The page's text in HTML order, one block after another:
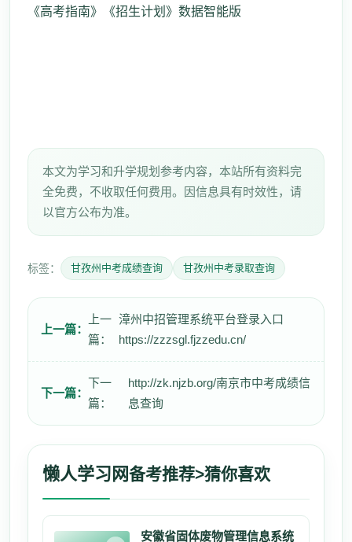
《高考指南》《招生计划》数据智能版
本文为学习和升学规划参考内容，本站所有资料完
全免费，不收取任何费用。因信息具有时效性，请
以官方公布为准。
标签： 甘孜州中考成绩查询 甘孜州中考录取查询
上一篇：
上一
篇：
漳州中招管理系统平台登录入口
https://zzzsgl.fjzzedu.cn/
下一篇：
下一
篇：
http://zk.njzb.org/南京市中考成绩信
息查询
懒人学习网备考推荐>猜你喜欢
安徽省固体废物管理信息系统